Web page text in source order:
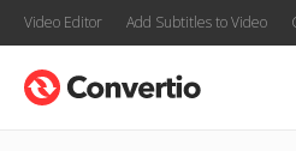
Video Editor Add Subtitles to Video